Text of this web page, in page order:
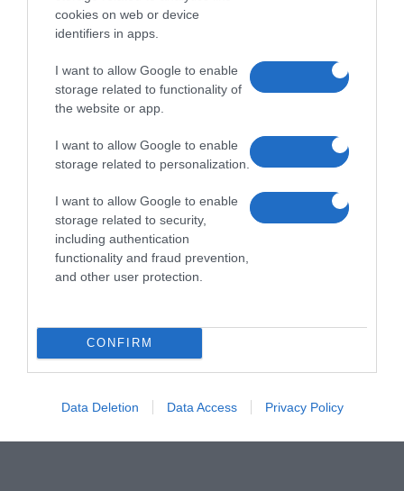
cookies on web or device
identifiers in apps.
I want to allow Google to enable
storage related to functionality of
the website or app.
I want to allow Google to enable
storage related to personalization.
I want to allow Google to enable
storage related to security,
including authentication
functionality and fraud prevention,
and other user protection.
CONFIRM
Data Deletion Data Access Privacy Policy